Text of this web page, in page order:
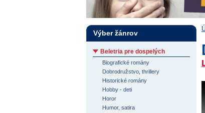
Výber žánrov
Beletria pre dospelých
Biografické romány
Dobrodružstvo, thrillery
Historické romány
Hobby - deti
Horor
Humor, satira